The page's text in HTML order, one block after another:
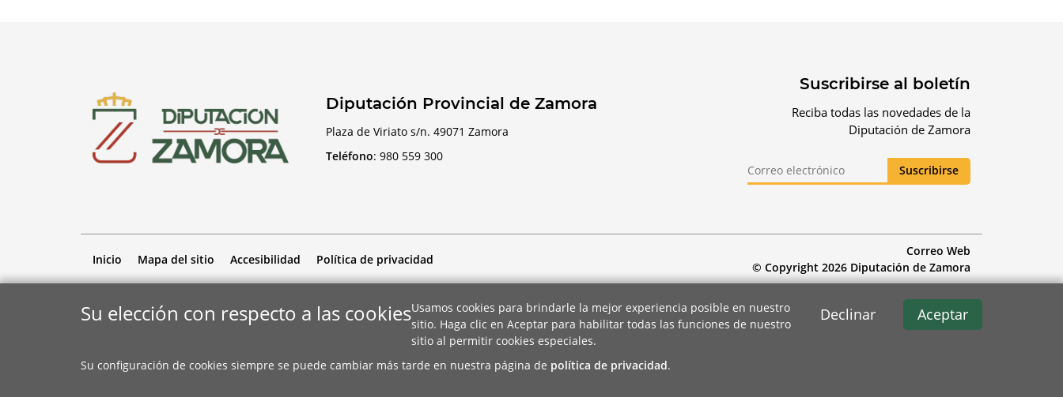
Diputación Provincial de Zamora
Plaza de Viriato s/n. 49071 Zamora
Teléfono: 980 559 300
Suscribirse al boletín
Reciba todas las novedades de la
Diputación de Zamora
Inicio Mapa del sitio Accesibilidad Política de privacidad
Correo Web
© Copyright 2026 Diputación de Zamora
Su elección con respecto a las cookies Declinar Aceptar
Usamos cookies para brindarle la mejor experiencia posible en nuestro
sitio. Haga clic en Aceptar para habilitar todas las funciones de nuestro
sitio al permitir cookies especiales.
Su configuración de cookies siempre se puede cambiar más tarde en nuestra página de política de privacidad.